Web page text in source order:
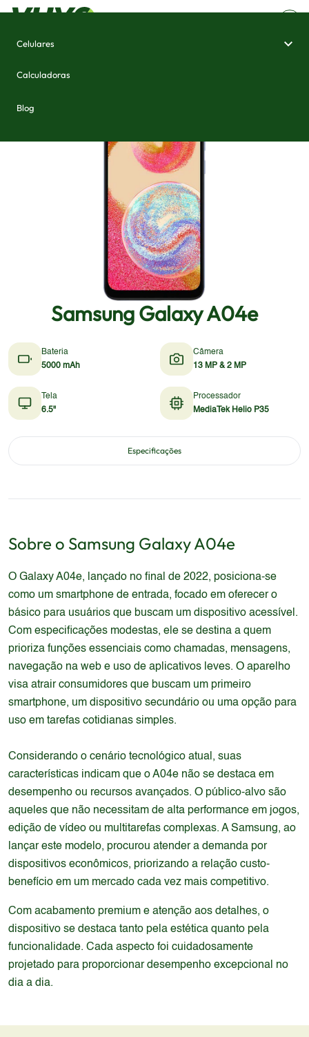
Celulares
Calculadoras
Blog
Samsung Galaxy A04e
Bateria
5000 mAh
Câmera
13 MP & 2 MP
Tela
6.5"
Processador
MediaTek Helio P35
Especificações
Sobre o Samsung Galaxy A04e
O Galaxy A04e, lançado no final de 2022, posiciona-se
como um smartphone de entrada, focado em oferecer o
básico para usuários que buscam um dispositivo acessível.
Com especificações modestas, ele se destina a quem
prioriza funções essenciais como chamadas, mensagens,
navegação na web e uso de aplicativos leves. O aparelho
visa atrair consumidores que buscam um primeiro
smartphone, um dispositivo secundário ou uma opção para
uso em tarefas cotidianas simples.
Considerando o cenário tecnológico atual, suas
características indicam que o A04e não se destaca em
desempenho ou recursos avançados. O público-alvo são
aqueles que não necessitam de alta performance em jogos,
edição de vídeo ou multitarefas complexas. A Samsung, ao
lançar este modelo, procurou atender a demanda por
dispositivos econômicos, priorizando a relação custo-
benefício em um mercado cada vez mais competitivo.
Com acabamento premium e atenção aos detalhes, o
dispositivo se destaca tanto pela estética quanto pela
funcionalidade. Cada aspecto foi cuidadosamente
projetado para proporcionar desempenho excepcional no
dia a dia.